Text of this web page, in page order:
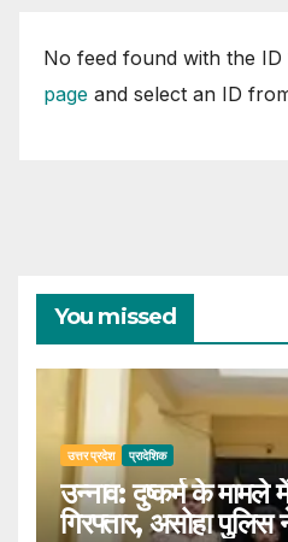
No feed found with the ID
page and select an ID
You missed
उत्तर प्रदेश प्रादेशिक
उन्नाव: दुष्कर्म के मामले
गिरफ्तार, असोहा